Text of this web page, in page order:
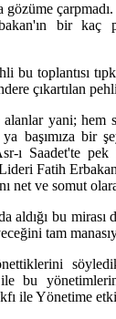
bir kaç
bu toplantısı
çıkartılan
yani;
başımıza bir
ı Saadet'te
Fatih
net ve somut
aldığı bu mirası
tam
ile bu
ile Yönetime